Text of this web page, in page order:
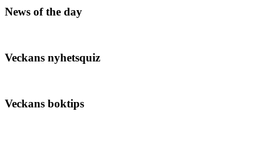
News of the day
Veckans nyhetsquiz
Veckans boktips